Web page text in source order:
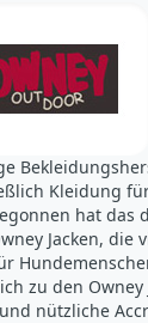
Kleidung
hat das
Jacken, die
zu den Owney
nützliche